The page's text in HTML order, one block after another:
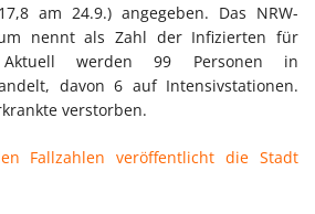
am 24.9.) angegeben. Das NRW-
nennt als Zahl der Infizierten für
Aktuell werden 99 Personen in
davon 6 auf Intensivstationen.
verstorben.
Fallzahlen veröffentlicht die Stadt